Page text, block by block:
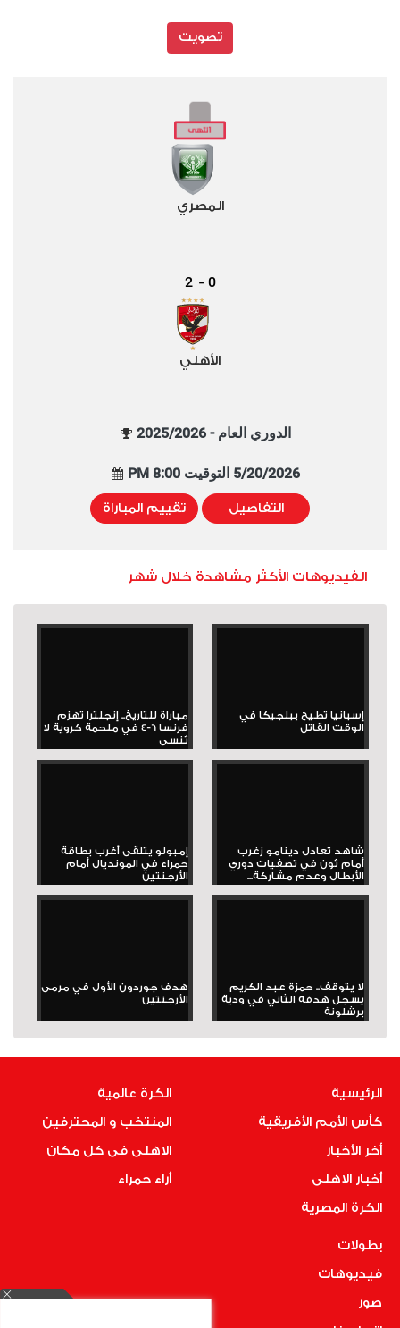
تصويت
المصري
0
-
2
الأهلي
الدوري العام - 2025/2026
5/20/2026 التوقيت 8:00 PM
التفاصيل تقييم المباراة
الفيديوهات الأكثر مشاهدة خلال شهر
إسبانيا تطيح ببلجيكا في
الوقت القاتل
مباراة للتاريخ.. إنجلترا تهزم
فرنسا 6-4 في ملحمة كروية لا
تُنسى
شاهد تعادل دينامو زغرب
أمام ثون في تصفيات دوري
الأبطال وعدم مشاركة...
إمبولو يتلقى أغرب بطاقة
حمراء في المونديال أمام
الأرجنتين
لا يتوقف.. حمزة عبد الكريم
يسجل هدفه الثاني في ودية
برشلونة
هدف جوردون الأول في مرمى
الأرجنتين
الرئيسية
كأس الأمم الأفريقية
أخر الأخبار
أخبار الاهلى
الكرة المصرية
الكرة عالمية
المنتخب و المحترفين
الاهلى فى كل مكان
أراء حمراء
بطولات
فيديوهات
صور